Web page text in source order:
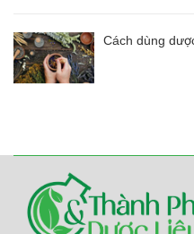
Cách dùng